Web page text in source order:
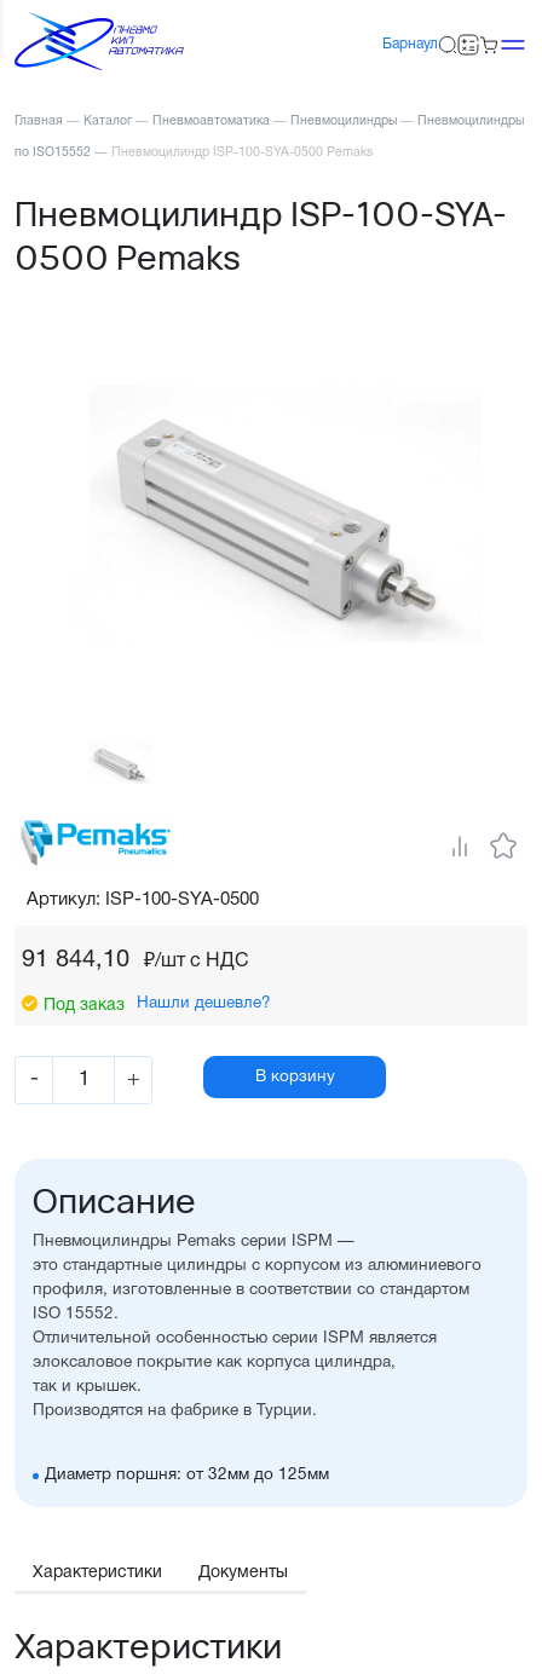
Барнаул
Главная — Каталог — Пневмоавтоматика — Пневмоцилиндры — Пневмоцилиндры
по ISO15552 — Пневмоцилиндр ISP-100-SYA-0500 Pemaks
Пневмоцилиндр ISP-100-SYA-
0500 Pemaks
91 844,10 ₽/шт c НДС
Под заказ Нашли дешевле?
- + В корзину
Артикул: ISP-100-SYA-0500
Описание
Пневмоцилиндры Pemaks серии ISPM —
это стандартные цилиндры с корпусом из алюминиевого
профиля, изготовленные в соответствии со стандартом
ISO 15552.
Отличительной особенностью серии ISPM является
элоксаловое покрытие как корпуса цилиндра,
так и крышек.
Производятся на фабрике в Турции.
Диаметр поршня: от 32мм до 125мм
Возможность установки датчиков положения,
благодаря установленному в поршне магниту
свойства
Шток из нержавеющей стали SS420 с хромированием
Характеристики Документы
Характеристики